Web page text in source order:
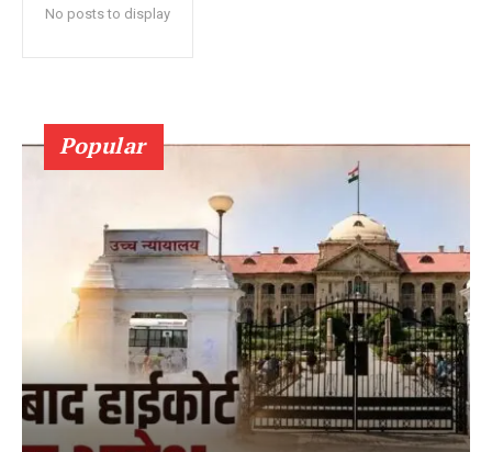
No posts to display
Popular